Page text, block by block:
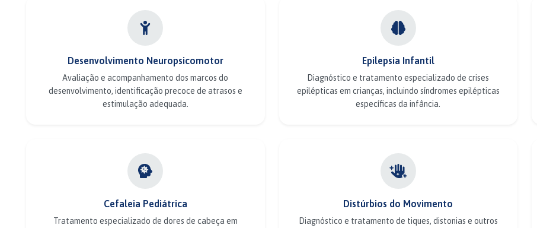
Desenvolvimento Neuropsicomotor
Avaliação e acompanhamento dos marcos do
desenvolvimento, identificação precoce de atrasos e
estimulação adequada.
Epilepsia Infantil
Diagnóstico e tratamento especializado de crises
epilépticas em crianças, incluindo síndromes epilépticas
específicas da infância.
Cefaleia Pediátrica
Tratamento especializado de dores de cabeça em
Distúrbios do Movimento
Diagnóstico e tratamento de tiques, distonias e outros